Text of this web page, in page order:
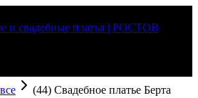
(44) Свадебное платье Берта